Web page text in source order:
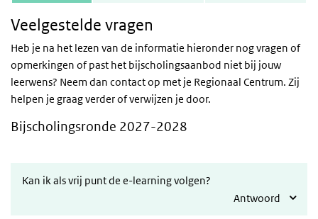
Veelgestelde vragen
Heb je na het lezen van de informatie hieronder nog vragen of
opmerkingen of past het bijscholingsaanbod niet bij jouw
leerwens? Neem dan contact op met je Regionaal Centrum. Zij
helpen je graag verder of verwijzen je door.
Bijscholingsronde 2027-2028
Kan ik als vrij punt de e-learning volgen?
Antwoord